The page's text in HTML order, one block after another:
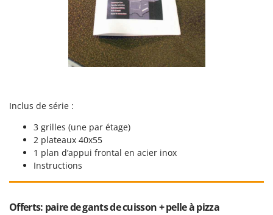
Inclus de série :
3 grilles (une par étage)
2 plateaux 40x55
1 plan d’appui frontal en acier inox
Instructions
Offerts: paire de gants de cuisson + pelle à pizza